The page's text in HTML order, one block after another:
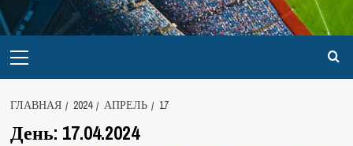
ГЛАВНАЯ 2024 АПРЕЛЬ 17
День: 17.04.2024